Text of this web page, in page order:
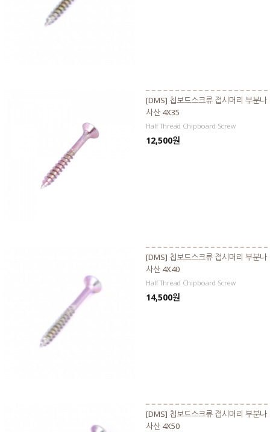
[DMS] 칩보드스크류 접시머리 부분나
사산 4X35
Half Thread Chipboard Screw
12,500원
[DMS] 칩보드스크류 접시머리 부분나
사산 4X40
Half Thread Chipboard Screw
14,500원
[DMS] 칩보드스크류 접시머리 부분나
사산 4X50